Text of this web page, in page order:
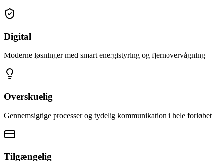
Digital
Moderne løsninger med smart energistyring og fjernovervågning
Overskuelig
Gennemsigtige processer og tydelig kommunikation i hele forløbet
Tilgængelig